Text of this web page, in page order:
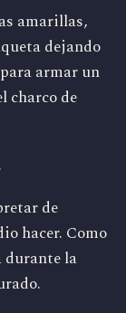
amarillas,
dejando
armar un
charco de
de
hacer. Como
durante la